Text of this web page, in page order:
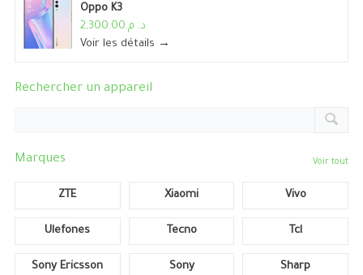
Oppo K3
د. م.2,300.00
Voir les détails →
Rechercher un appareil
Marques Voir tout
ZTE Xiaomi Vivo
Ulefones Tecno Tcl
Sony Ericsson Sony Sharp